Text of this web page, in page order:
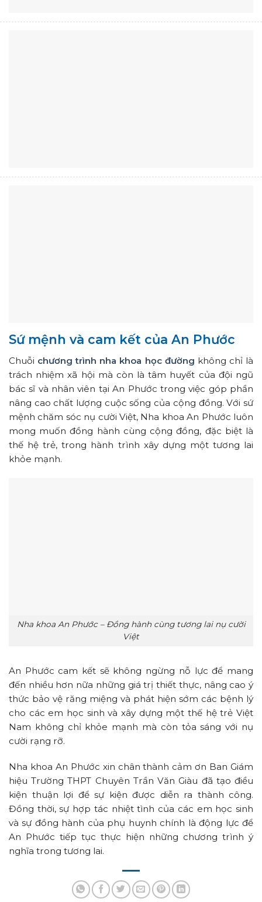
Sứ mệnh và cam kết của An Phước
Chuỗi chương trình nha khoa học đường không chỉ là
trách nhiệm xã hội mà còn là tâm huyết của đội ngũ
bác sĩ và nhân viên tại An Phước trong việc góp phần
nâng cao chất lượng cuộc sống của cộng đồng. Với sứ
mệnh chăm sóc nụ cười Việt, Nha khoa An Phước luôn
mong muốn đồng hành cùng cộng đồng, đặc biệt là
thế hệ trẻ, trong hành trình xây dựng một tương lai
khỏe mạnh.
Nha khoa An Phước – Đồng hành cùng tương lai nụ cười
Việt
An Phước cam kết sẽ không ngừng nỗ lực để mang
đến nhiều hơn nữa những giá trị thiết thực, nâng cao ý
thức bảo vệ răng miệng và phát hiện sớm các bệnh lý
cho các em học sinh và xây dựng một thế hệ trẻ Việt
Nam không chỉ khỏe mạnh mà còn tỏa sáng với nụ
cười rạng rỡ.
Nha khoa An Phước xin chân thành cảm ơn Ban Giám
hiệu Trường THPT Chuyên Trần Văn Giàu đã tạo điều
kiện thuận lợi để sự kiện được diễn ra thành công.
Đồng thời, sự hợp tác nhiệt tình của các em học sinh
và sự đồng hành của phụ huynh chính là động lực để
An Phước tiếp tục thực hiện những chương trình ý
nghĩa trong tương lai.